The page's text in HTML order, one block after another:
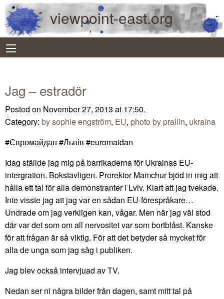
viewpoint-east.org
Jag – estradör
Posted on November 27, 2013 at 17:50.
Category: by sophie engström, EU, photo by prallin, ukraina
#‎Євромайдан‬ ‪#‎Львів #euromaidan‬
Idag ställde jag mig på barrikaderna för Ukrainas EU-
intergration. Bokstavligen. Prorektor Mamchur bjöd in mig att
hålla ett tal för alla demonstranter i Lviv. Klart att jag tvekade.
Inte visste jag att jag var en sådan EU-förespråkare…
Undrade om jag verkligen kan, vågar. Men när jag väl stod
där var det som om all nervositet var som bortblåst. Kanske
för att frågan är så viktig. För att det betyder så mycket för
alla de unga som jag såg i publiken.
Jag blev också intervjuad av TV.
Nedan ser ni några bilder från dagen, samt mitt tal på